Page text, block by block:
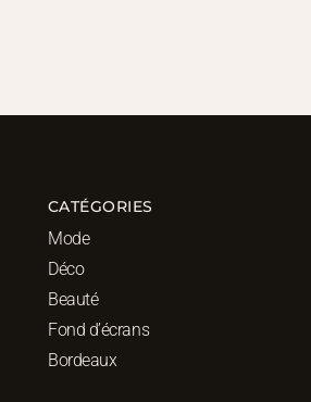
CATÉGORIES
Mode
Déco
Beauté
Fond d’écrans
Bordeaux